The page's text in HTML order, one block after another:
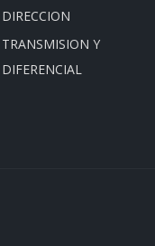
DIRECCION
TRANSMISION Y
DIFERENCIAL